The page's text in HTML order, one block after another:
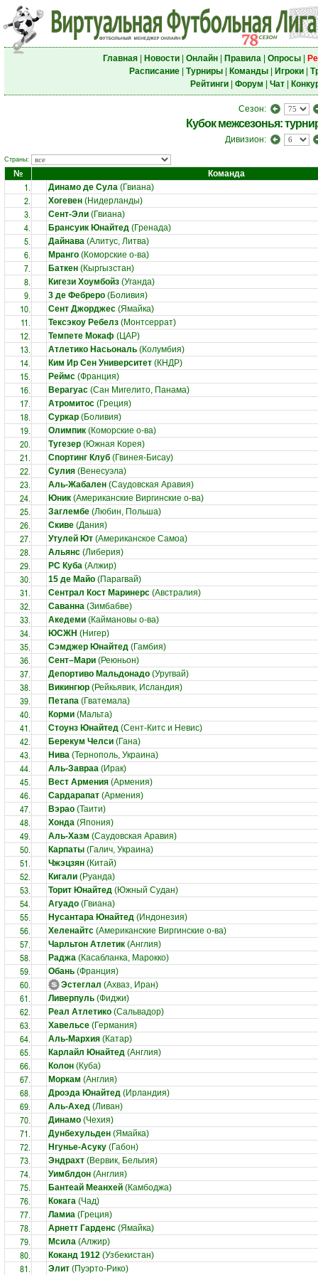
Главная| Новости| Онлайн| Правила| Опросы|
Расписание| Турниры| Команды| Игроки|
Рейтинги| Форум Чат|
Сезон:
Кубок межсезонья:
Дивизион:
Страны:
№ Команда
1. Динамо де Сула (Гвиана)
2. Хогевен (Нидерланды)
3. Сент-Эли (Гвиана)
4. Брансуик Юнайтед (Гренада)
5. Дайнава (Алитус, Литва)
6. Мранго (Коморские о-ва)
7. Баткен (Кыргызстан)
8. Кигези Хоумбойз (Уганда)
9. 3 де Фебреро (Боливия)
10. Сент Джорджес (Ямайка)
11. Тексэкоу Ребелз (Монтсеррат)
12. Темпете Мокаф (ЦАР)
13. Атлетико Насьональ (Колумбия)
14. Ким Ир Сен Университет (КНДР)
15. Реймс (Франция)
16. Верагуас (Сан Мигелито, Панама)
17. Атромитос (Греция)
18. Суркар (Боливия)
19. Олимпик (Коморские о-ва)
20. Тугезер (Южная Корея)
21. Спортинг Клуб (Гвинея-Бисау)
22. Сулия (Венесуэла)
23. Аль-Жабален (Саудовская Аравия)
24. Юник (Американские Виргинские о-ва)
25. Заглембе (Любин, Польша)
26. Скиве (Дания)
27. Утулей Ют (Американское Самоа)
28. Альянс (Либерия)
29. РС Куба (Алжир)
30. 15 де Майо (Парагвай)
31. Сентрал Кост Маринерс (Австралия)
32. Саванна (Зимбабве)
33. Акедеми (Каймановы о-ва)
34. ЮСЖН (Нигер)
35. Сэмджер Юнайтед (Гамбия)
36. Сент–Мари (Реюньон)
37. Депортиво Мальдонадо (Уругвай)
38. Викингюр (Рейкьявик, Исландия)
39. Петапа (Гватемала)
40. Корми (Мальта)
41. Стоунз Юнайтед (Сент-Китс и Невис)
42. Берекум Челси (Гана)
43. Нива (Тернополь, Украина)
44. Аль-Завраа (Ирак)
45. Вест Армения (Армения)
46. Сардарапат (Армения)
47. Вэрао (Таити)
48. Хонда (Япония)
49. Аль-Хазм (Саудовская Аравия)
50. Карпаты (Галич, Украина)
51. Чжэцзян (Китай)
52. Кигали (Руанда)
53. Торит Юнайтед (Южный Судан)
54. Агуадо (Гвиана)
55. Нусантара Юнайтед (Индонезия)
56. Хеленайтс (Американские Виргинские о-ва)
57. Чарльтон Атлетик (Англия)
58. Раджа (Касабланка, Марокко)
59. Обань (Франция)
60. Эстеглал (Ахваз, Иран)
61. Ливерпуль (Фиджи)
62. Реал Атлетико (Сальвадор)
63. Хавельсе (Германия)
64. Аль-Мархия (Катар)
65. Карлайл Юнайтед (Англия)
66. Колон (Куба)
67. Моркам (Англия)
68. Дроэда Юнайтед (Ирландия)
69. Аль-Ахед (Ливан)
70. Динамо (Чехия)
71. Дунбехульден (Ямайка)
72. Нгунье-Асуку (Габон)
73. Эндрахт (Вервик, Бельгия)
74. Уимблдон (Англия)
75. Бантеай Меанхей (Камбоджа)
76. Кокага (Чад)
77. Ламиа (Греция)
78. Арнетт Гарденс (Ямайка)
79. Мсила (Алжир)
80. Коканд 1912 (Узбекистан)
81. Элит (Пуэрто-Рико)